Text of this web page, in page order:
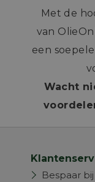
Met de
van
een
Wacht
Bespaar